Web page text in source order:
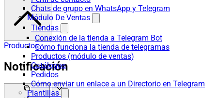
Chats de grupo en WhatsApp y Telegram
Módulo De Ventas
Tiendas
Conexión de la tienda a Telegram Bot
Cómo funciona la tienda de telegramas
Productos (módulo de ventas)
Catálogos
Pedidos
Cómo enviar un enlace a un Directorio en Telegram
Plantillas
Productos
Notificación